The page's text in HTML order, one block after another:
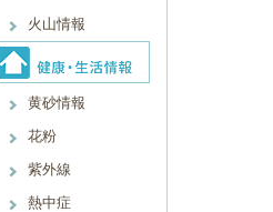
火山情報
黄砂情報
花粉
紫外線
熱中症